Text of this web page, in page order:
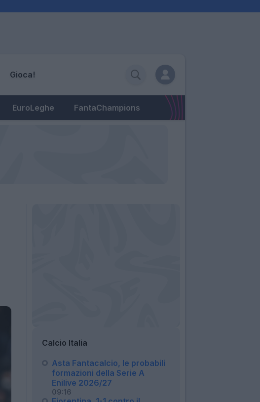
Gioca!
EuroLeghe FantaChampions
Calcio Italia
Asta Fantacalcio, le probabili
formazioni della Serie A
Enilive 2026/27
09:16